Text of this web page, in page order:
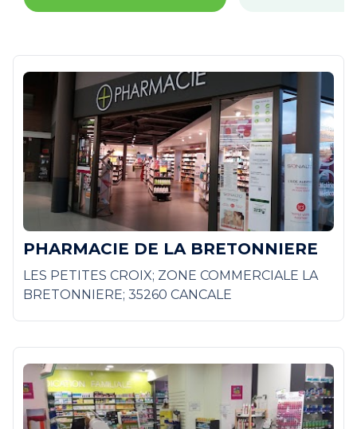
PHARMACIE DE LA BRETONNIERE
LES PETITES CROIX; ZONE COMMERCIALE LA
BRETONNIERE; 35260 CANCALE